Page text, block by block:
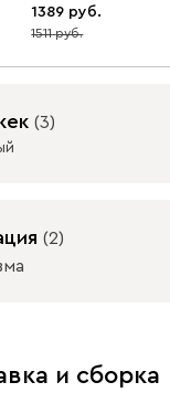
1389
8
1511
Графит
(3)
(2)
с механизмом
и сборка